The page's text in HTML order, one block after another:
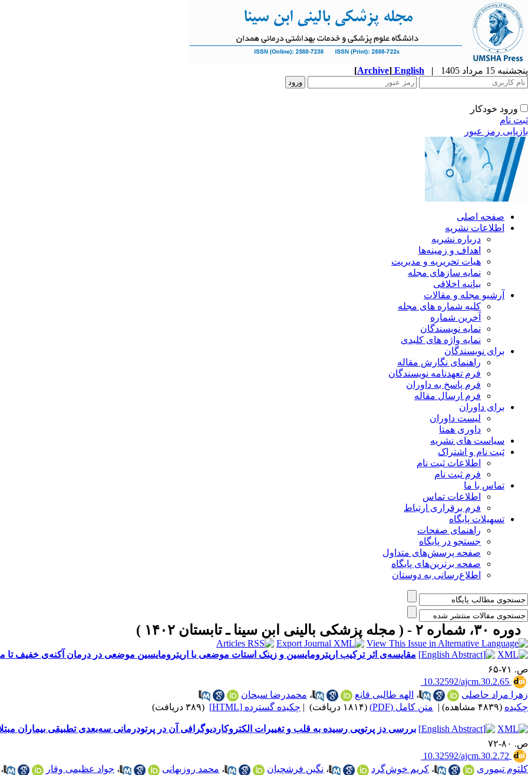
پنجشنبه 15 مرداد 1405 |
English
[Archive]
ورود خودکار
ثبت نام
بازیابی رمز عبور
صفحه اصلی
اطلاعات نشریه
درباره نشریه
اهداف و زمینه‌ها
هیات تحریریه و مدیریت
نمایه سازهای مجله
بیانیه اخلاقی
آرشیو مجله و مقالات
کلیه شماره های مجله
آخرین شماره
نمایه نویسندگان
نمایه واژه های کلیدی
برای نویسندگان
راهنمای نگارش مقاله
فرم تعهدنامه نویسندگان
فرم پاسخ به داوران
فرم ارسال مقاله
برای داوران
لیست داوران
داوری همتا
سیاست های نشریه
ثبت نام و اشتراک
اطلاعات ثبت نام
فرم ثبت نام
تماس با ما
اطلاعات تماس
فرم برقراری ارتباط
تسهیلات پایگاه
راهنمای صفحات
جستجو در پایگاه
صفحه پرسش‌های متداول
صفحه برترین‌های پایگاه
اطلاع‌رسانی به دوستان
دوره ۳۰، شماره ۲ - ( مجله پزشکی بالینی ابن سینا ـ تابستان ۱۴۰۲ )
مقایسه‌ی اثر ترکیب اریترومایسین و زینک استات موضعی با اریترومایسین موضعی در درمان آکنه‌ی خفیف تا
ص. ۷۱-۶۵
‎ 10.32592/ajcm.30.2.65
زهرا مراد حاصلی
، الهه طالبی قانع ، محمدرضا سبحان
چکیده (۴۸۳۹ مشاهده) | متن کامل (PDF) (۱۸۱۴ دریافت) | چکیده گسترده [HTML] (۳۸۹ دریافت)
بررسی دز پرتویی رسیده به قلب و تغییرات الکتروکاردیوگرافی آن در پرتودرمانی سه‌بعدی تطبیقی بیماران
ص. ۸۰-۷۲
‎ 10.32592/ajcm.30.2.72
کلثوم تیموری
، کریم خوش‌گرد ، نگین فرشچیان ، محمد روزبهانی ، جواد عظیمی وقار ،